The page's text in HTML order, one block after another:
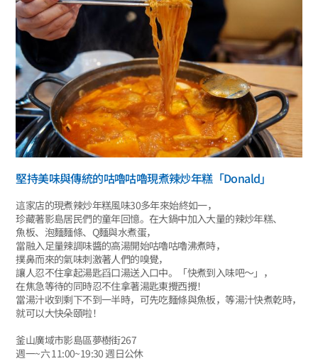
堅持美味與傳統的咕嚕咕嚕現煮辣炒年糕「Donald」
這家店的現煮辣炒年糕風味30多年來始終如一，
珍藏著影島居民們的童年回憶。在大鍋中加入大量的辣炒年糕、
魚板、泡麵麵條、Q麵與水煮蛋，
當融入足量辣調味醬的高湯開始咕嚕咕嚕沸煮時，
撲鼻而來的氣味刺激著人們的嗅覺，
讓人忍不住拿起湯匙舀口湯送入口中。「快煮到入味吧～」，
在焦急等待的同時忍不住拿著湯匙東攪西攪！
當湯汁收到剩下不到一半時，可先吃麵條與魚板，等湯汁快煮乾時，
就可以大快朵頤啦！
釜山廣域市影島區夢樹街267
週一~六 11:00~19:30 週日公休